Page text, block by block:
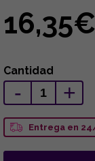
16,35€
Cantidad
- +
Entrega en